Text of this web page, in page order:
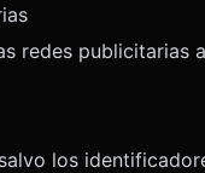
redes publicitarias
los